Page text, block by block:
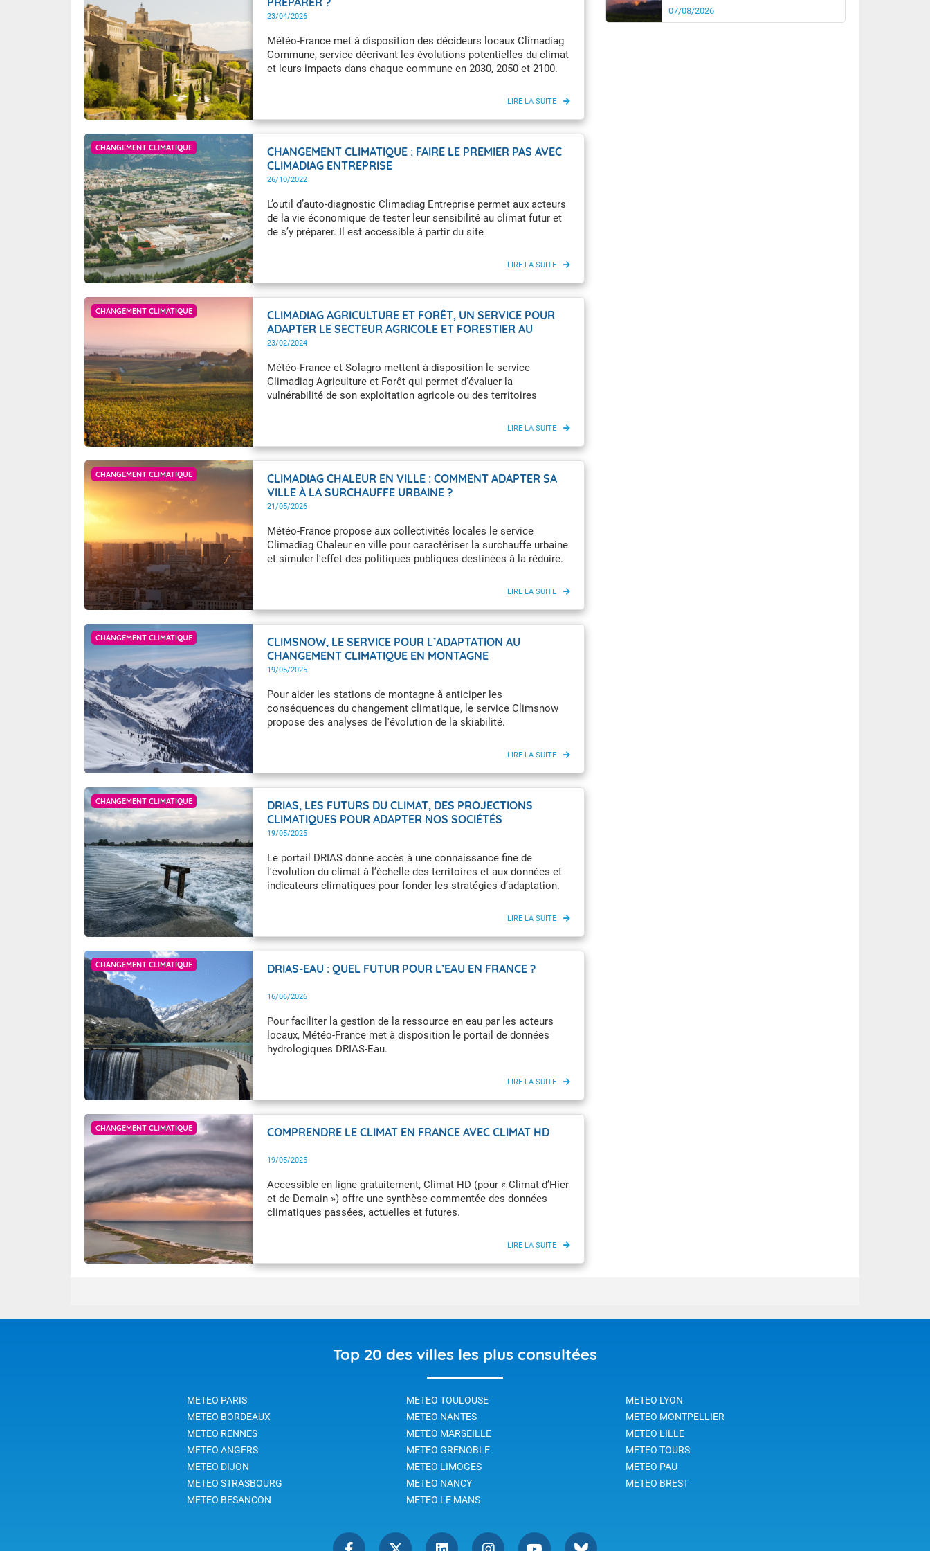
Wallis et Futuna
Grand froid
23/04/2026
Météo-France met à disposition des décideurs locaux Climadiag
Commune, service décrivant les évolutions potentielles du climat
et leurs impacts dans chaque commune en 2030, 2050 et 2100.
CHANGEMENT CLIMATIQUE
GettyImages
CHANGEMENT CLIMATIQUE : FAIRE LE PREMIER PAS AVEC
CLIMADIAG ENTREPRISE
26/10/2022
L’outil d’auto-diagnostic Climadiag Entreprise permet aux acteurs
de la vie économique de tester leur sensibilité au climat futur et
de s’y préparer. Il est accessible à partir du site
CHANGEMENT CLIMATIQUE
GettyImages
CLIMADIAG AGRICULTURE ET FORÊT, UN SERVICE POUR
ADAPTER LE SECTEUR AGRICOLE ET FORESTIER AU
RÉCHAUFFEMENT CLIMATIQUE
23/02/2024
Météo-France et Solagro mettent à disposition le service
Climadiag Agriculture et Forêt qui permet d’évaluer la
vulnérabilité de son exploitation agricole ou des territoires
CHANGEMENT CLIMATIQUE
GettyImages
CLIMADIAG CHALEUR EN VILLE : COMMENT ADAPTER SA
VILLE À LA SURCHAUFFE URBAINE ?
21/05/2026
Météo-France propose aux collectivités locales le service
Climadiag Chaleur en ville pour caractériser la surchauffe urbaine
et simuler l'effet des politiques publiques destinées à la réduire.
CHANGEMENT CLIMATIQUE
Météo-France
CLIMSNOW, LE SERVICE POUR L’ADAPTATION AU
CHANGEMENT CLIMATIQUE EN MONTAGNE
19/05/2025
Pour aider les stations de montagne à anticiper les
conséquences du changement climatique, le service Climsnow
propose des analyses de l'évolution de la skiabilité.
CHANGEMENT CLIMATIQUE
Glen Bulot
DRIAS, LES FUTURS DU CLIMAT, DES PROJECTIONS
CLIMATIQUES POUR ADAPTER NOS SOCIÉTÉS
19/05/2025
Le portail DRIAS donne accès à une connaissance fine de
l'évolution du climat à l’échelle des territoires et aux données et
indicateurs climatiques pour fonder les stratégies d’adaptation.
CHANGEMENT CLIMATIQUE
Getty Images
DRIAS-EAU : QUEL FUTUR POUR L’EAU EN FRANCE ?
16/06/2026
Pour faciliter la gestion de la ressource en eau par les acteurs
locaux, Météo-France met à disposition le portail de données
hydrologiques DRIAS-Eau.
CHANGEMENT CLIMATIQUE
Florian Ambrosino
COMPRENDRE LE CLIMAT EN FRANCE AVEC CLIMAT HD
19/05/2025
Accessible en ligne gratuitement, Climat HD (pour « Climat d’Hier
et de Demain ») offre une synthèse commentée des données
climatiques passées, actuelles et futures.
07/08/2026
Top 20 des villes les plus consultées
METEO PARIS METEO TOULOUSE
METEO LYON
METEO BORDEAUX
METEO NANTES
METEO MONTPELLIER
METEO RENNES
METEO MARSEILLE
METEO LILLE
METEO ANGERS
METEO GRENOBLE
METEO TOURS
METEO DIJON
METEO LIMOGES
METEO PAU
METEO STRASBOURG
METEO NANCY
METEO BREST
METEO BESANCON
METEO LE MANS